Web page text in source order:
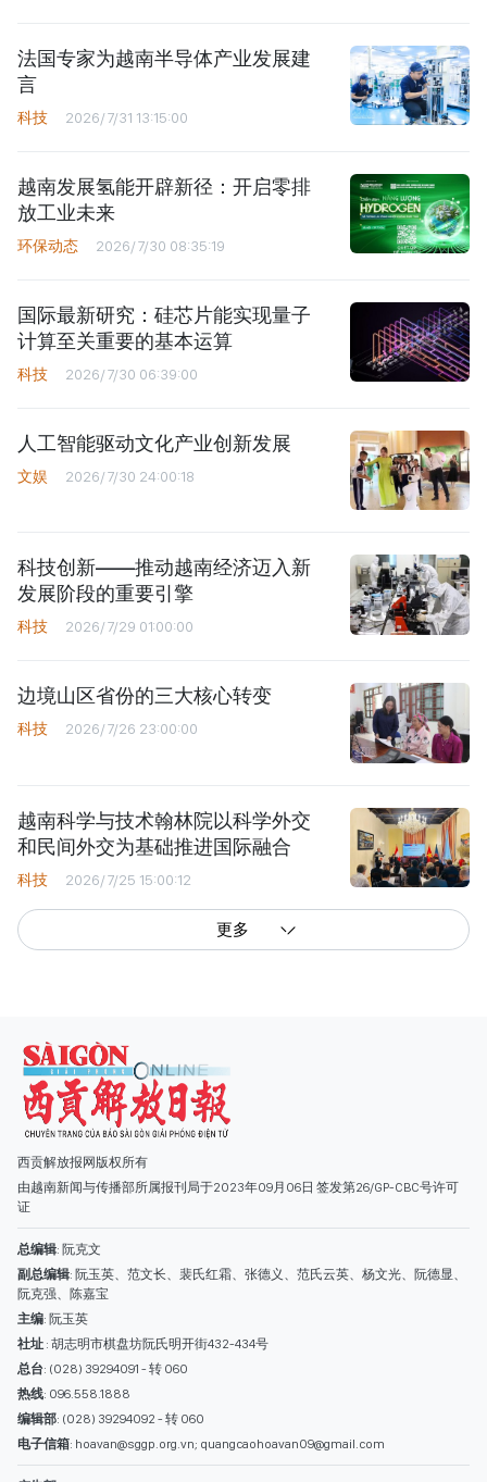
法国专家为越南半导体产业发展建
言
科技 2026/7/31 13:15:00
越南发展氢能开辟新径：开启零排
放工业未来
环保动态 2026/7/30 08:35:19
国际最新研究：硅芯片能实现量子
计算至关重要的基本运算
科技 2026/7/30 06:39:00
人工智能驱动文化产业创新发展
文娱 2026/7/30 24:00:18
科技创新——推动越南经济迈入新
发展阶段的重要引擎
科技 2026/7/29 01:00:00
边境山区省份的三大核心转变
科技 2026/7/26 23:00:00
越南科学与技术翰林院以科学外交
和民间外交为基础推进国际融合
科技 2026/7/25 15:00:12
更多
西贡解放报网版权所有
由越南新闻与传播部所属报刊局于2023年09月06日 签发第26/GP-CBC号许可
证